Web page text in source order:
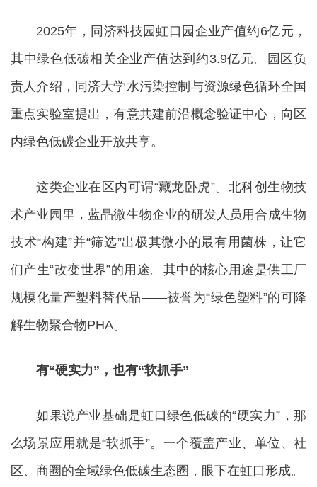
2025年，同济科技园虹口园企业产值约6亿元，
其中绿色低碳相关企业产值达到约3.9亿元。园区负
责人介绍，同济大学水污染控制与资源绿色循环全国
重点实验室提出，有意共建前沿概念验证中心，向区
内绿色低碳企业开放共享。
这类企业在区内可谓“藏龙卧虎”。北科创生物技
术产业园里，蓝晶微生物企业的研发人员用合成生物
技术“构建”并“筛选”出极其微小的最有用菌株，让它
们产生“改变世界”的用途。其中的核心用途是供工厂
规模化量产塑料替代品——被誉为“绿色塑料”的可降
解生物聚合物PHA。
有“硬实力”，也有“软抓手”
如果说产业基础是虹口绿色低碳的“硬实力”，那
么场景应用就是“软抓手”。一个覆盖产业、单位、社
区、商圈的全域绿色低碳生态圈，眼下在虹口形成。